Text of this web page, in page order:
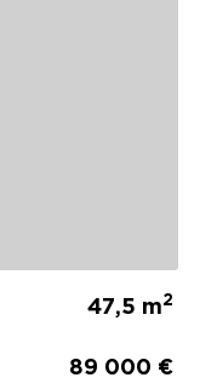
47,5 m2
89 000 €